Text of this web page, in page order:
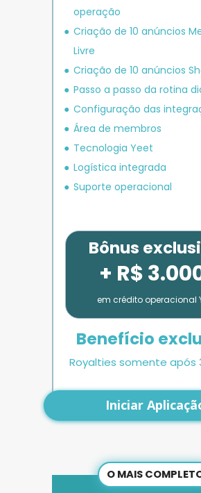
O MAIS
operação
Criação de 10 anúncios
Livre
Criação de 10 anúncios
Passo a passo da rotina
Configuração das
Área de membros
Tecnologia Yeet
Logística integrada
Suporte operacional
Iniciar
Bônus
+ R$
em crédito operacional
Benefício
Royalties somente após